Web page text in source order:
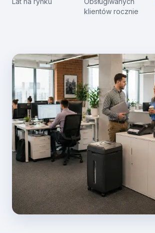
klientów rocznie